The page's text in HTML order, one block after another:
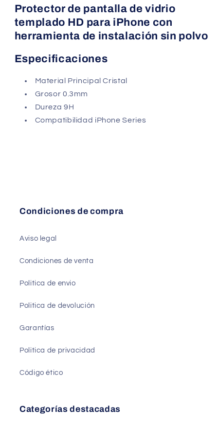
Plus
+
Herramienta
Instalación
Antipolvo
Plus
+
Herramienta
Instalación
Antipolvo
Protector de pantalla de vidrio
templado HD para iPhone con
herramienta de instalación sin polvo
Especificaciones
Material Principal Cristal
Grosor 0.3mm
Dureza 9H
Compatibilidad iPhone Series
Condiciones de compra
Aviso legal
Condiciones de venta
Politica de envio
Politica de devolución
Garantías
Politica de privacidad
Código ético
Categorías destacadas